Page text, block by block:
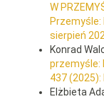
W
Przemyśle:
sierpień
Konrad
przemyśle:
437
Elżbieta